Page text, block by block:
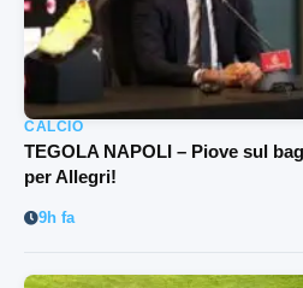
CALCIO
TEGOLA NAPOLI – Piove sul
per Allegri!
9h fa